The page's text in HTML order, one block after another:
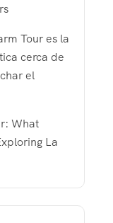
Tour es la
cerca de
el
What
La